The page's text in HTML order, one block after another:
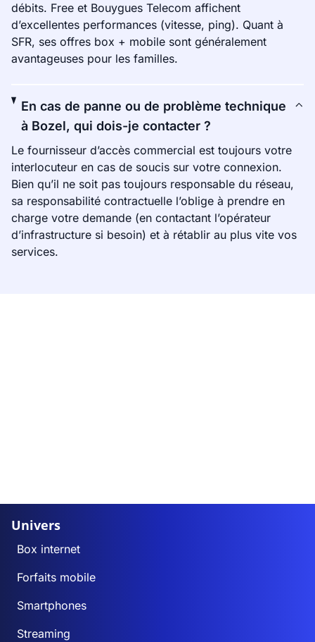
débits. Free et Bouygues Telecom affichent
d’excellentes performances (vitesse, ping). Quant à
SFR, ses offres box + mobile sont généralement
avantageuses pour les familles.
En cas de panne ou de problème technique
à Bozel, qui dois-je contacter ?
Le fournisseur d’accès commercial est toujours votre
interlocuteur en cas de soucis sur votre connexion.
Bien qu’il ne soit pas toujours responsable du réseau,
sa responsabilité contractuelle l’oblige à prendre en
charge votre demande (en contactant l’opérateur
d’infrastructure si besoin) et à rétablir au plus vite vos
services.
Univers
Box internet
Forfaits mobile
Smartphones
Streaming